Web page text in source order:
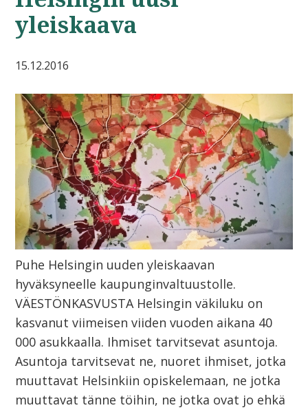
yleiskaava
15.12.2016
Puhe Helsingin uuden yleiskaavan
hyväksyneelle kaupunginvaltuustolle.
VÄESTÖNKASVUSTA Helsingin väkiluku on
kasvanut viimeisen viiden vuoden aikana 40
000 asukkaalla. Ihmiset tarvitsevat asuntoja.
Asuntoja tarvitsevat ne, nuoret ihmiset, jotka
muuttavat Helsinkiin opiskelemaan, ne jotka
muuttavat tänne töihin, ne jotka ovat jo ehkä